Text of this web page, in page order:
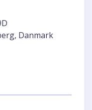
Danmark